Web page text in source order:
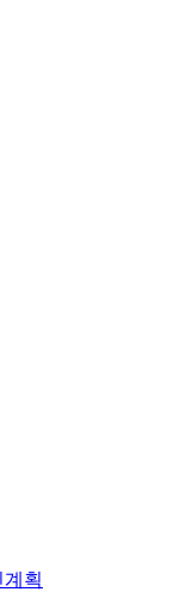
획